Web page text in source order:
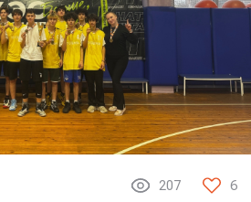
207 6